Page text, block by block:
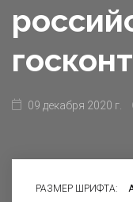
09 декабря 2020 г.
РАЗМЕР ШРИФТА: